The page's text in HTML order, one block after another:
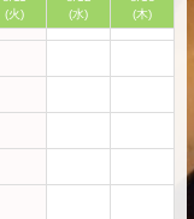
(火)
(水)
(木)